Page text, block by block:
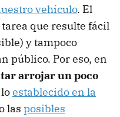
vehículo. El
que resulte fácil
y tampoco
público. Por eso, en
arrojar un poco
establecido en la
las posibles